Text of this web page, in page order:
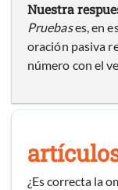
Nuestra
Pruebases, en
oración pasiva
número con el
¿Es correcta la